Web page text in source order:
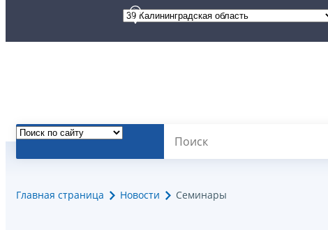
Главная страница Новости Семинары